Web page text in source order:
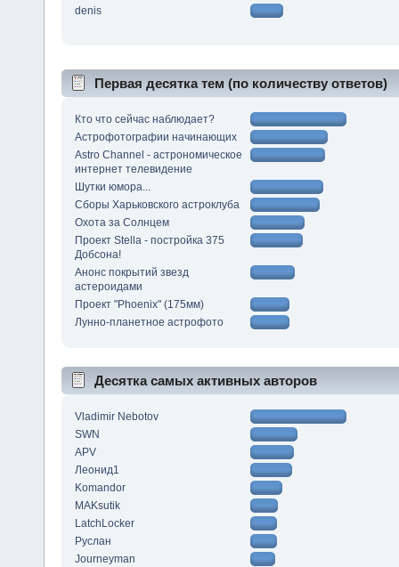
denis
Первая десятка тем (по количеству ответов)
Кто что сейчас наблюдает?
Астрофотографии начинающих
Astro Channel - астрономическое
интернет телевидение
Шутки юмора...
Сборы Харьковского астроклуба
Охота за Солнцем
Проект Stella - постройка 375
Добсона!
Анонс покрытий звезд
астероидами
Проект "Phoenix" (175мм)
Лунно-планетное астрофото
Десятка самых активных авторов
Vladimir Nebotov
SWN
APV
Леонид1
Komandor
MAKsutik
LatchLocker
Руслан
Journeyman